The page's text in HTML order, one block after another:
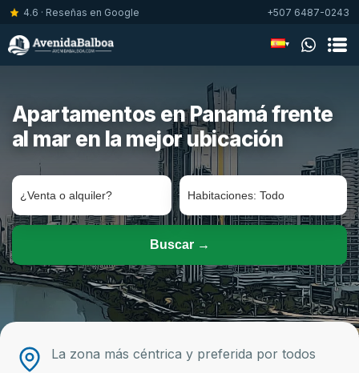
4.6 · Reseñas en Google +507 6487-0243
▾
Apartamentos en Panamá frente
al mar en la mejor ubicación
La zona más céntrica y preferida por todos